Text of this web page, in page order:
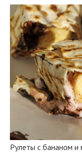
Рулеты с бананом и